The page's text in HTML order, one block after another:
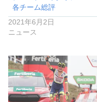
各チーム総評
2021年6月2日
ニュース